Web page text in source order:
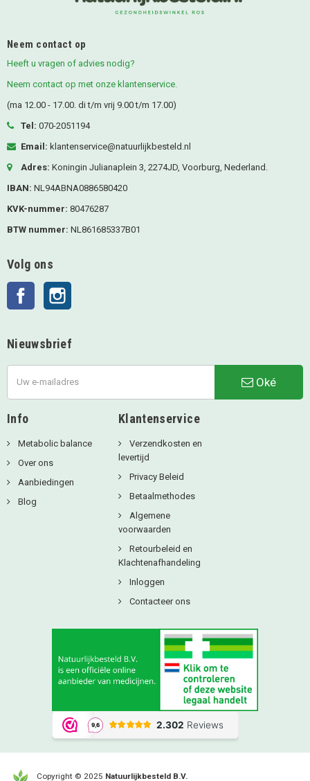
Neem contact op
Heeft u vragen of advies nodig?
Neem contact op met onze klantenservice.
(ma 12.00 - 17.00. di t/m vrij 9.00 t/m 17.00)
Tel: 070-2051194
Email: klantenservice@natuurlijkbesteld.nl
Adres: Koningin Julianaplein 3, 2274JD, Voorburg, Nederland.
IBAN: NL94ABNA0886580420
KVK-nummer: 80476287
BTW nummer: NL861685337B01
Volg ons
Facebook
Nieuwsbrief
Oké
Info
Metabolic balance
Over ons
Aanbiedingen
Blog
Klantenservice
Verzendkosten en
levertijd
Privacy Beleid
Betaalmethodes
Algemene
voorwaarden
Retourbeleid en
Klachtenafhandeling
Inloggen
Contacteer ons
Copyright © 2025 Natuurlijkbesteld B.V.